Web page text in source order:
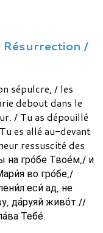
Résurrection /
sépulcre, / les
debout dans le
/ Tu as dépouillé
es allé au-devant
ressuscité des
на гро́бе Твое́м,/ и
во гро́бе,/
еси́ ад, не
да́руяй живо́т.//
Тебе́.